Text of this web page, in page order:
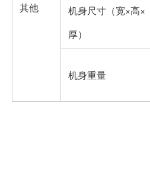
其他
机身尺寸（宽×高×
厚）
机身重量